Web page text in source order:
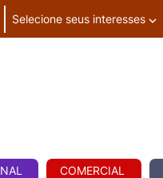
Selecione seus interesses
COMERCIAL